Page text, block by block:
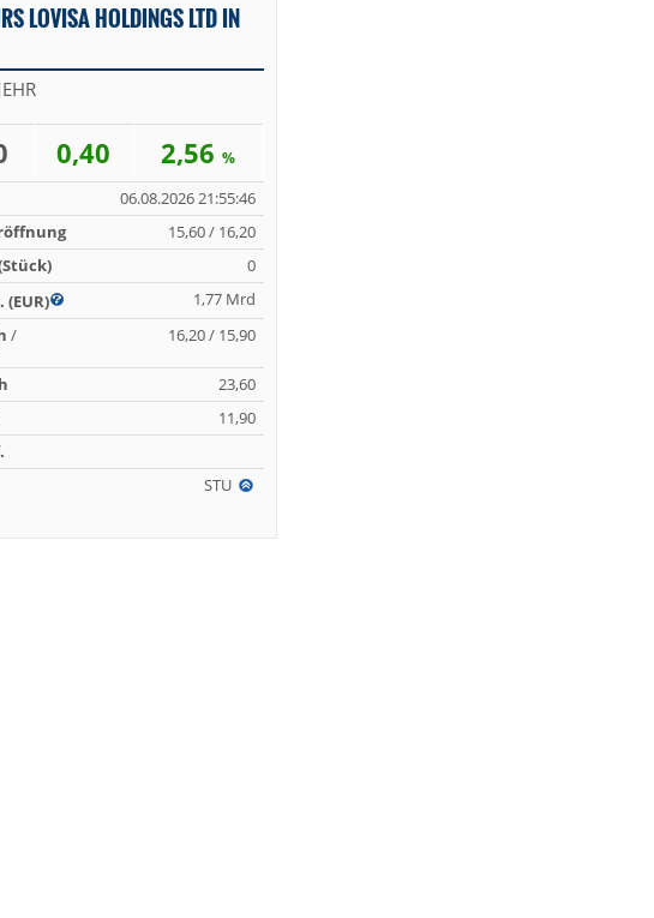
LOVISA HOLDINGS LTD IN
0,40 2,56%
06.08.2026 21:55:46
15,60 / 16,20
0
1,77 Mrd
/ 16,20 / 15,90
23,60
11,90
STU